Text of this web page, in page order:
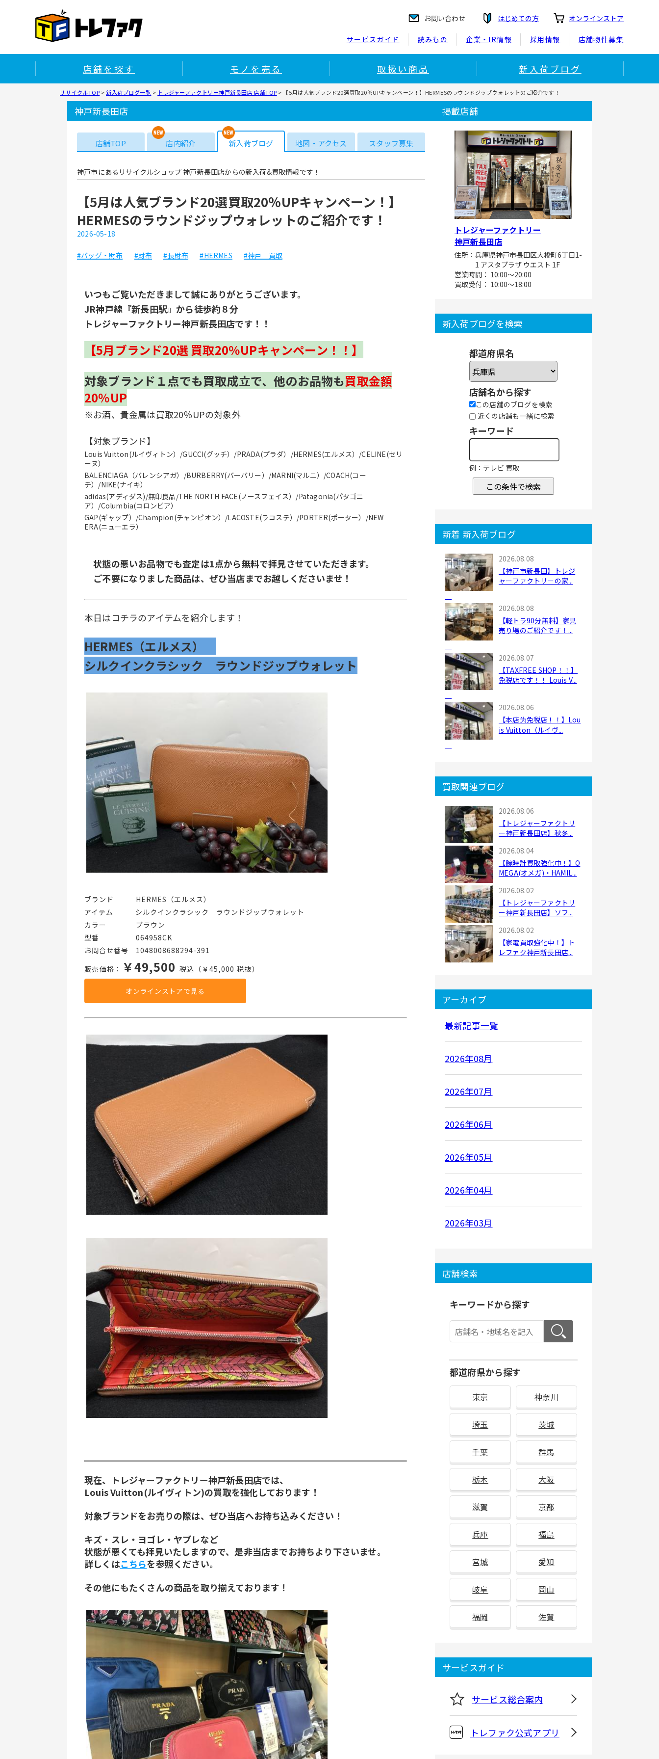
お問い合わせ はじめての方 オンラインストア
サービスガイド 読みもの 企業・IR情報 採用情報 店舗物件募集
店舗を探す モノを売る 取扱い商品 新入荷ブログ
リサイクルTOP >新入荷ブログ一覧 > トレジャーファクトリー神戸新長田店 店舗TOP > 【5月は人気ブランド20選買取20％UPキャンペーン！】HERMESのラウンドジップウォレットのご紹介です！
神戸新長田店
店舗TOP 店内紹介 新入荷ブログ 地図・アクセス スタッフ募集
神戸市にあるリサイクルショップ 神戸新長田店からの新入荷&買取情報です！
【5月は人気ブランド20選買取20％UPキャンペーン！】
HERMESのラウンドジップウォレットのご紹介です！
2026-05-18
#バッグ・財布 #財布 #長財布 #HERMES #神戸 買取
いつもご覧いただきまして誠にありがとうございます。
JR神戸線『新長田駅』から徒歩約８分
トレジャーファクトリー神戸新長田店です！！
【5月ブランド20選 買取20％UPキャンペーン！！】
対象ブランド１点でも買取成立で、他のお品物も買取金額
20％UP
※お酒、貴金属は買取20％UPの対象外
【対象ブランド】
Louis Vuitton(ルイヴィトン）/GUCCI(グッチ）/PRADA(プラダ）/HERMES(エルメス）/CELINE(セリ
ーヌ）
BALENCIAGA（バレンシアガ）/BURBERRY(バーバリー）/MARNI(マルニ）/COACH(コー
チ）/NIKE(ナイキ）
adidas(アディダス)/無印良品/THE NORTH FACE(ノースフェイス）/Patagonia(パタゴニ
ア）/Columbia(コロンビア）
GAP(ギャップ）/Champion(チャンピオン）/LACOSTE(ラコステ）/PORTER(ポーター）/NEW
ERA(ニューエラ）
状態の悪いお品物でも査定は1点から無料で拝見させていただきます。
ご不要になりました商品は、ぜひ当店までお越しくださいませ！
本日はコチラのアイテムを紹介します！
HERMES（エルメス）
シルクインクラシック　ラウンドジップウォレット
ブランド   HERMES（エルメス）
アイテム   シルクインクラシック　ラウンドジップウォレット
カラー    ブラウン
型番     064958CK
お問合せ番号 1048008688294-391
販売価格： ￥49,500 税込（￥45,000 税抜）
オンラインストアで見る
現在、トレジャーファクトリー神戸新長田店では、
Louis Vuitton(ルイヴィトン)の買取を強化しております！
対象ブランドをお売りの際は、ぜひ当店へお持ち込みください！
﻿キズ・スレ・ヨゴレ・ヤブレなど
状態が悪くても拝見いたしますので、是非当店までお持ちより下さいませ。
詳しくはこちらを参照ください。
その他にもたくさんの商品を取り揃えております！
掲載店舗
トレジャーファクトリー
神戸新長田店
住所：兵庫県神戸市長田区大橋町6丁目1-
1 アスタプラザ ウエスト 1F
営業時間： 10:00～20:00
買取受付： 10:00～18:00
新入荷ブログを検索
都道府県名
店舗名から探す
この店舗のブログを検索
近くの店舗も一緒に検索
キーワード
例：テレビ 買取
この条件で検索
新着 新入荷ブログ
2026.08.08
【神戸市新長田】トレジ
ャーファクトリーの家...
2026.08.08
【軽トラ90分無料】家具
売り場のご紹介です！...
2026.08.07
【TAXFREE SHOP！！】
免税店です！！ Louis V...
2026.08.06
【本店为免税店！！】Lou
is Vuitton（ルイヴ...
買取関連ブログ
2026.08.06
【トレジャーファクトリ
ー神戸新長田店】秋冬...
2026.08.04
【腕時計買取強化中！】O
MEGA(オメガ)・HAMIL...
2026.08.02
【トレジャーファクトリ
ー神戸新長田店】ソフ...
2026.08.02
【家電買取強化中！】ト
レファク神戸新長田店...
アーカイブ
最新記事一覧
2026年08月
2026年07月
2026年06月
2026年05月
2026年04月
2026年03月
店舗検索
キーワードから探す
都道府県から探す
東京 神奈川
埼玉 茨城
千葉 群馬
栃木 大阪
滋賀 京都
兵庫 福島
宮城 愛知
岐阜 岡山
福岡 佐賀
サービスガイド
サービス総合案内
トレファク公式アプリ